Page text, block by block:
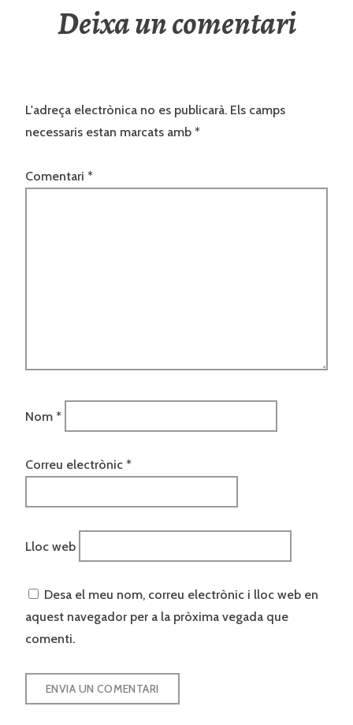
Deixa un comentari
L'adreça electrònica no es publicarà. Els camps
necessaris estan marcats amb *
Comentari *
Nom *
Correu electrònic *
Lloc web
Desa el meu nom, correu electrònic i lloc web en
aquest navegador per a la pròxima vegada que
comenti.